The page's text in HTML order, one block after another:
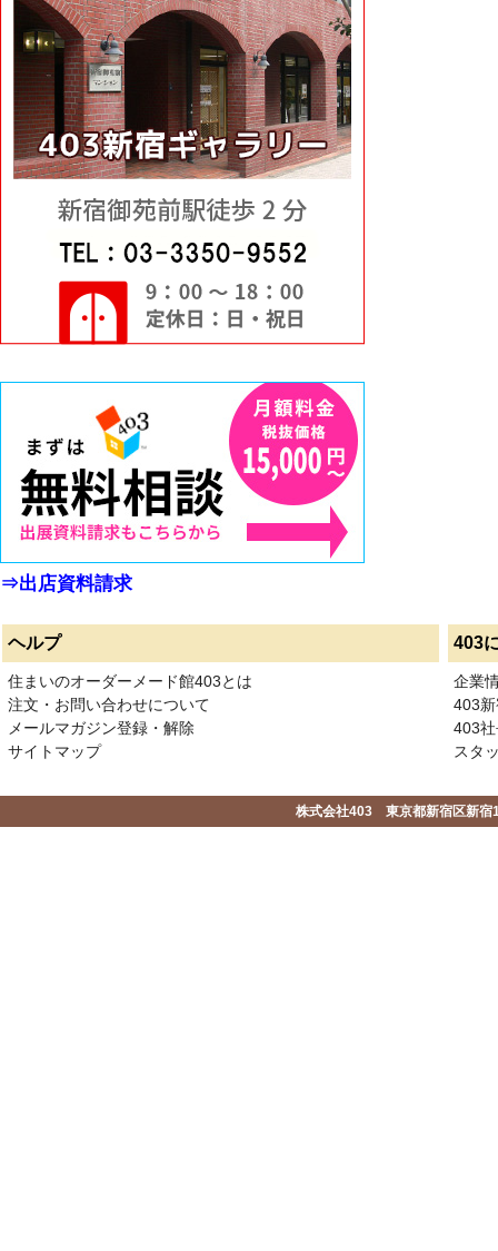
⇒出店資料請求
ヘルプ 403
住まいのオーダーメード館403とは
注文・お問い合わせについて
メールマガジン登録・解除
サイトマップ
企業
403
403
スタ
株式会社403 東京都新宿区新